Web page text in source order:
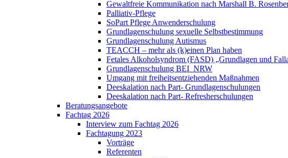
Gewaltfreie Kommunikation nach Marshall B.
Palliativ-Pflege
SoPart Pflege Anwenderschulung
Grundlagenschulung sexuelle Selbstbestimmung
Grundlagenschulung Autismus
TEACCH – mehr als (k)einen Plan haben
Fetales Alkoholsyndrom (FASD) „Grundlagen und
Grundlagenschulung BEI_NRW
Umgang mit freiheitsentziehenden Maßnahmen
Deeskalation nach Part- Grundlagenschulungen
Deeskalation nach Part- Refresherschulungen
Beratungsangebote
Fachtag 2026
Interview zum Fachtag 2026
Fachtagung 2023
Vorträge
Referenten